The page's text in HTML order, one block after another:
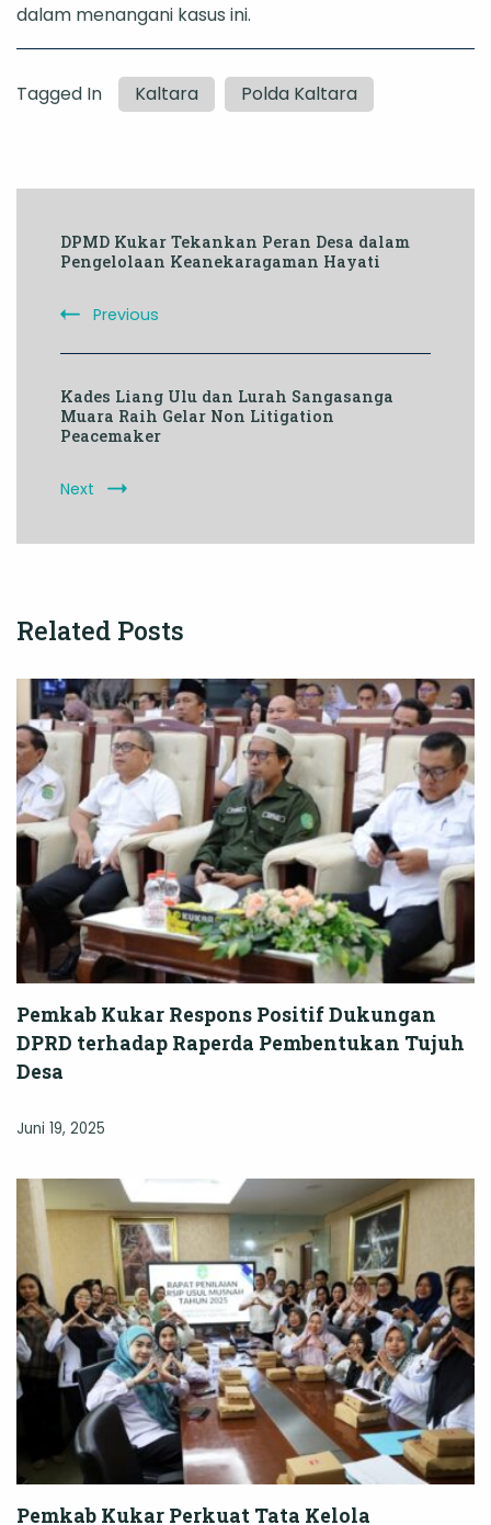
dalam menangani kasus ini.
Tagged In Kaltara Polda Kaltara
Navigation
DPMD Kukar Tekankan Peran Desa dalam
Pengelolaan Keanekaragaman Hayati
Previous
Kades Liang Ulu dan Lurah Sangasanga
Muara Raih Gelar Non Litigation
Peacemaker
Next
Related Posts
Pemkab Kukar Respons Positif Dukungan
DPRD terhadap Raperda Pembentukan Tujuh
Desa
Juni 19, 2025
Pemkab Kukar Perkuat Tata Kelola